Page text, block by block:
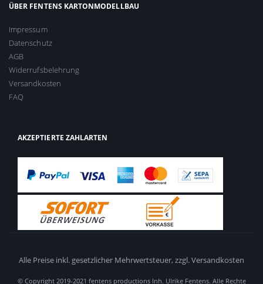
ÜBER FENTENS KARTONMODELLBAU
Impressum
Datenschutz
AGB
Widerrufsbelehrung
Versandkosten
FAQ
AKZEPTIERTE ZAHLARTEN
Alle Preise inkl. gesetzlicher Mehrwertsteuer,zzgl. Versandkosten
© Copyright 2019-2021 fentens productions Inh. Ulrike Fentens. Alle Rechte